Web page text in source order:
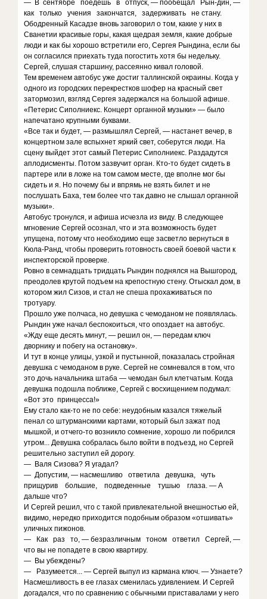
— В сентябре поедешь в отпуск, — пообещал Рын-дин, —
как только учения закончатся, задерживать не стану.
Ободренный Касадзе вновь заговорил о том, какие у них в
Сванетии красивые горы, какая щедрая земля, какие добрые
люди и как бы хорошо встретили его, Сергея Рындина, если бы
он согласился приехать туда погостить хотя бы недельку.
Сергей, слушая старшину, рассеянно кивал головой.
Тем временем автобус уже достиг таллинской окраины. Когда у
одного из городских перекрестков шофер на красный свет
затормозил, взгляд Сергея задержался на большой афише.
«Петерис Сиполниекс. Концерт органной музыки» — было
напечатано крупными буквами.
«Все так и будет, — размышлял Сергей, — настанет вечер, в
концертном зале вспыхнет яркий свет, соберутся люди. На
сцену выйдет этот самый Петерис Сиполниекс. Раздадутся
аплодисменты. Потом зазвучит орган. Кто-то будет сидеть в
партере или в ложе на том самом месте, где вполне мог бы
сидеть и я. Но почему бы и впрямь не взять билет и не
послушать Баха, тем более что так давно не слышал органной
музыки».
Автобус тронулся, и афиша исчезла из виду. В следующее
мгновение Сергей осознал, что и эта возможность будет
упущена, потому что необходимо еще засветло вернуться в
Кюла-Ранд, чтобы проверить готовность своей боевой части к
инспекторской проверке.
Ровно в семнадцать тридцать Рындин поднялся на Вышгород,
преодолев крутой подъем на крепостную стену. Отыскал дом, в
котором жил Сизов, и стал не спеша прохаживаться по
тротуару.
Прошло уже полчаса, но девушка с чемоданом не появлялась.
Рындин уже начал беспокоиться, что опоздает на автобус.
«Жду еще десять минут, — решил он, — передам ключ
дворнику и побегу на остановку».
И тут в конце улицы, узкой и пустынной, показалась стройная
девушка с чемоданом в руке. Сергей не сомневался в том, что
это дочь начальника штаба — чемодан был клетчатым. Когда
девушка подошла поближе, Сергей с восхищением подумал:
«Вот это принцесса!»
Ему стало как-то не по себе: неудобным казался тяжелый
пенал со штурманскими картами, который был зажат под
мышкой, и отчего-то возникло сомнение, хорошо ли побрился
утром... Девушка собралась было войти в подъезд, но Сергей
решительно заступил ей дорогу.
— Валя Сизова? Я угадал?
— Допустим, — насмешливо ответила девушка, чуть
прищурив большие, подведенные тушью глаза. — А
дальше что?
И Сергей решил, что с такой привлекательной внешностью ей,
видимо, нередко приходится подобным образом «отшивать»
уличных пижонов.
— Как раз то, — безразличным тоном ответил Сергей, —
что вы не попадете в свою квартиру.
— Вы убеждены?
— Разумеется... — Сергей выпул из кармана ключ. — Узнаете?
Насмешливость в ее глазах сменилась удивлением. И Сергей
догадался, что по сравнению с обычными приставалами у него